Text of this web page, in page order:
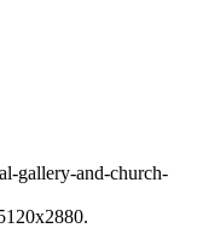
gallery-and-church-